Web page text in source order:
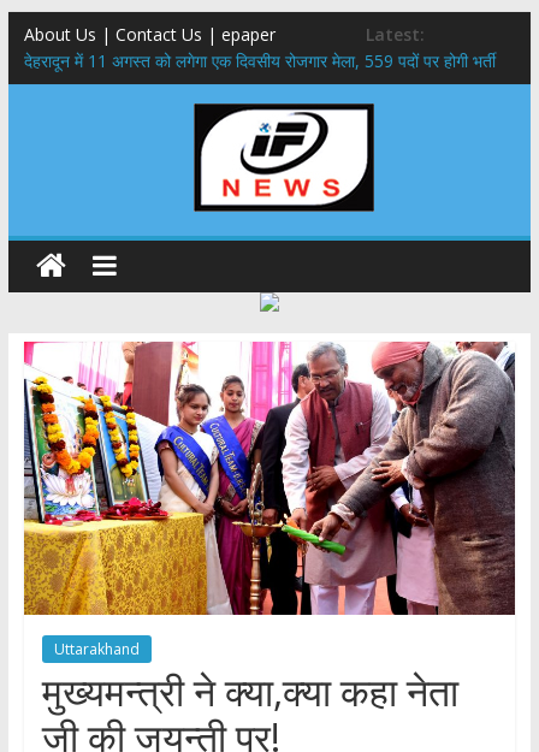
About Us | Contact Us | epaper
Latest:
​देहरादून में 11 अगस्त को लगेगा एक दिवसीय रोजगार मेला, 559 पदों पर होगी भर्ती
459 करोड़ से एचएनबी गढ़वाल विश्वविद्यालय में अनुसंधान संरचना होगी सुदृढ,उच्च
शिक्षा मंत्री धन सिंह रावत ने नवनियुक्त केन्द्रीय शिक्षा मंत्री से की मुलाकात
मुख्यमंत्री से महानिदेशक एनसीसी ने की शिष्टाचार भेंट,उत्तराखण्ड में एनसीसी के
विस्तार एवं आधुनिक आधारभूत संरचना के विकास पर हुई महत्वपूर्ण चर्चा
एमडीडीए बोर्ड बैठक, देहरादून और मसूरी के विकास के लिए 25 बड़े प्रस्तावों को मिली
बुजुर्ग-दिव्यांगों के घर जाएंगे बीएलओ, करेंगे नोटिसों का निस्तारण
Uttarakhand
मुख्यमन्त्री ने क्या,क्या कहा नेता
जी की जयन्ती पर!